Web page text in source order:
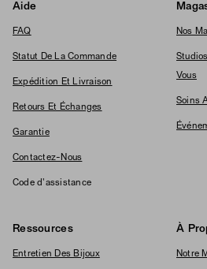
Aide
FAQ
Statut De La Commande
Expédition Et Livraison
Retours Et Échanges
Garantie
Contactez-Nous
Code d'assistance
Nos
Vous
Soins
Ressources
Entretien Des Bijoux
À
Notre